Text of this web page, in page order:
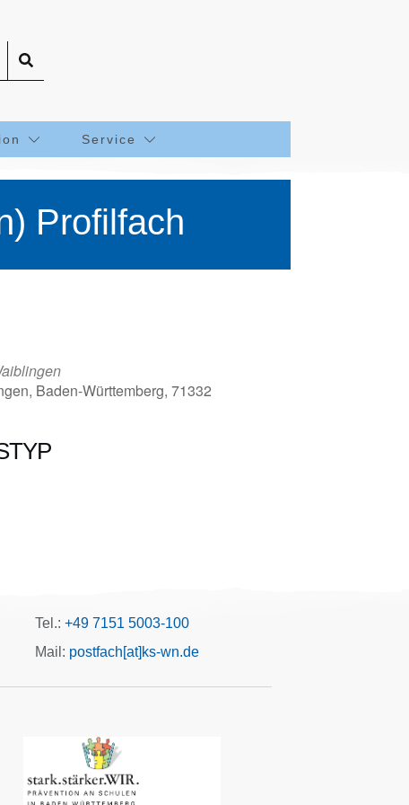
Service
Profilfach
Baden-Württemberg, 71332
Tel.:+49 7151 5003-100
Mail: postfach[at]ks-wn.de